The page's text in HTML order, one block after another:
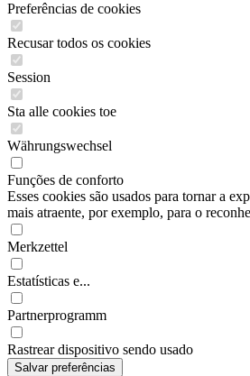
Preferências de cookies
Recusar todos os cookies
Session
Sta alle cookies toe
Währungswechsel
Funções de conforto
Esses cookies são usados para tornar a
mais atraente, por exemplo, para o
Merkzettel
Estatísticas e...
Partnerprogramm
Rastrear dispositivo sendo usado